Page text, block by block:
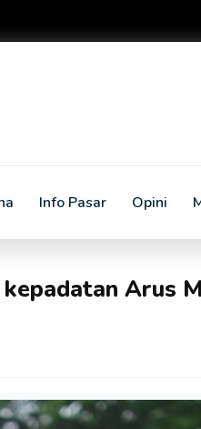
Info Pasar Opini
Arus